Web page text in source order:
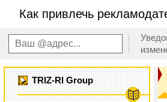
Как привлечь
TRIZ-RI Group